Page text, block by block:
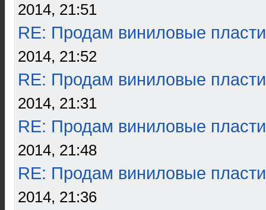
2014, 21:51
RE: Продам виниловые
2014, 21:52
RE: Продам виниловые
2014, 21:31
RE: Продам виниловые
2014, 21:48
RE: Продам виниловые
2014, 21:36